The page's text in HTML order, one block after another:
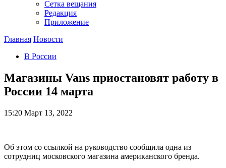
Сетка вещания
Редакция
Приложение
Главная Новости
В России
Магазины Vans приостановят работу в
России 14 марта
15:20 Март 13, 2022
Об этом со ссылкой на руководство сообщила одна из
сотрудниц московского магазина американского бренда.